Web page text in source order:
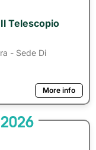
Telescopio
- Sede Di
More info
2026